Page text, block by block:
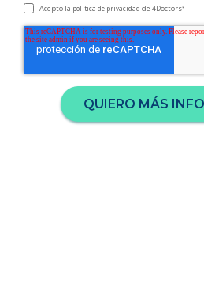
Acepto la política de privacidad de 4Doctors*